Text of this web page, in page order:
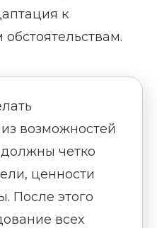
к
возможностей
четко
ценности
После этого
всех